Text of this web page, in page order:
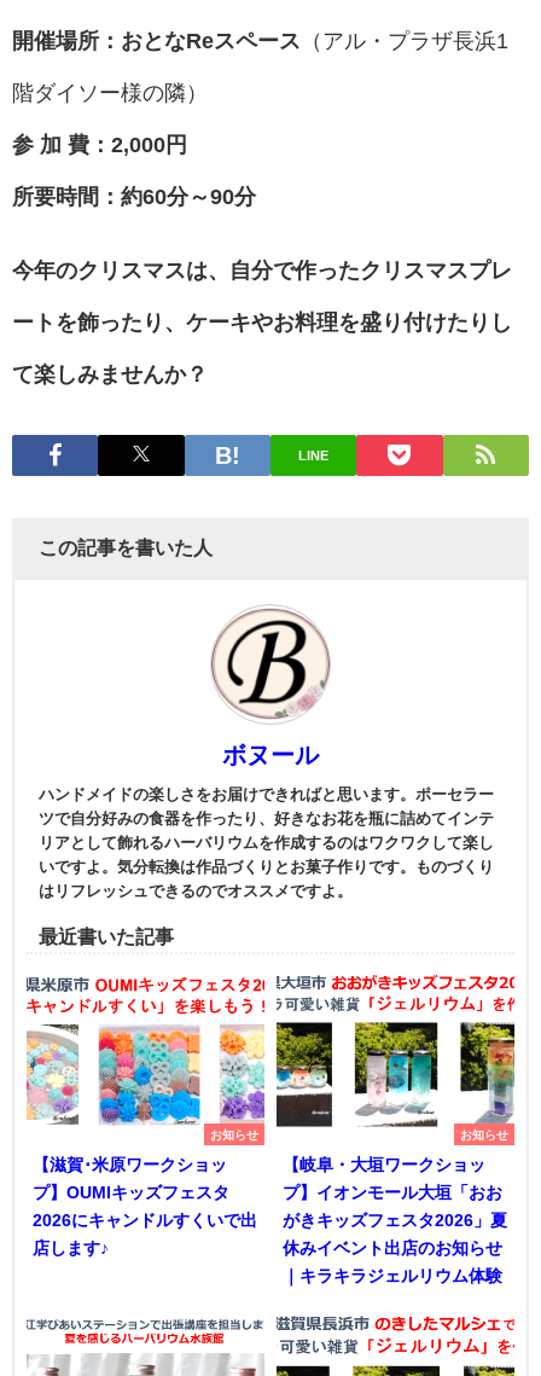
開催場所：おとなReスペース （アル・プラザ長浜1
階ダイソー様の隣）
参 加 費：2,000円
所要時間：約60分～90分
今年のクリスマスは、自分で作ったクリスマスプレ
ートを飾ったり、ケーキやお料理を盛り付けたりし
て楽しみませんか？
LINE
この記事を書いた人
ボヌール
ハンドメイドの楽しさをお届けできればと思います。ポーセラー
ツで自分好みの食器を作ったり、好きなお花を瓶に詰めてインテ
リアとして飾れるハーバリウムを作成するのはワクワクして楽し
いですよ。気分転換は作品づくりとお菓子作りです。ものづくり
はリフレッシュできるのでオススメですよ。
最近書いた記事
お知らせ
【滋賀･米原ワークショッ
プ】OUMIキッズフェスタ
2026にキャンドルすくいで出
店します♪
お知らせ
【岐阜・大垣ワークショッ
プ】イオンモール大垣「おお
がきキッズフェスタ2026」夏
休みイベント出店のお知らせ
｜キラキラジェルリウム体験